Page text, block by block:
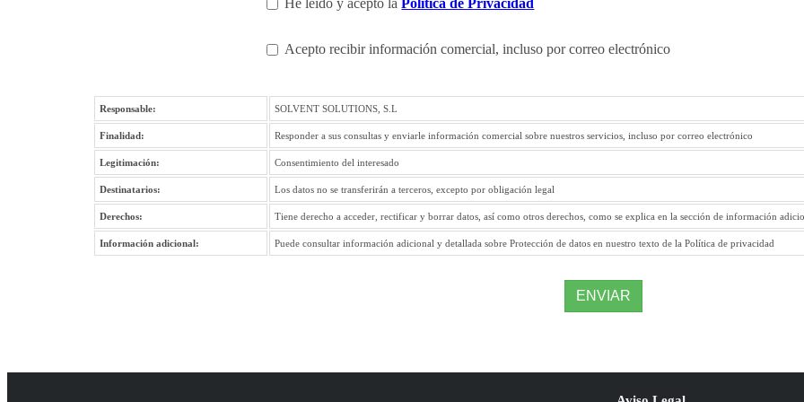
He leído y acepto la Política de Privacidad
Acepto recibir información comercial, incluso por correo electrónico
Responsable: SOLVENT SOLUTIONS, S.L
Finalidad: Responder a sus consultas y enviarle información comercial sobre nuestros servicios, incluso por correo electrónico
Legitimación: Consentimiento del interesado
Destinatarios: Los datos no se transferirán a terceros, excepto por obligación legal
Derechos: Tiene derecho a acceder, rectificar y borrar datos, así como otros derechos, como se explica en la sección de información
Información adicional: Puede consultar información adicional y detallada sobre Protección de datos en nuestro texto de la Política de privacidad
ENVIAR